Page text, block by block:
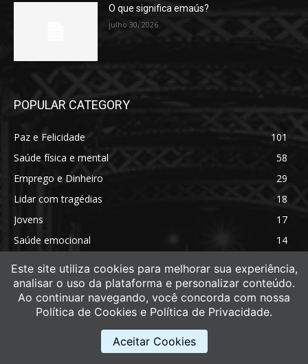
O que significa emaús?
julho 30, 2026
POPULAR CATEGORY
Paz e Felicidade
101
Saúde física e mental
58
Emprego e Dinheiro
29
Lidar com tragédias
18
Jovens
17
Saúde emocional
14
Este site utiliza cookies para melhorar sua experiência,
analisar o uso da plataforma e personalizar conteúdo.
Ao continuar navegando, você concorda com nossa
Política de Cookies e Política de Privacidade.
Aceitar Cookies